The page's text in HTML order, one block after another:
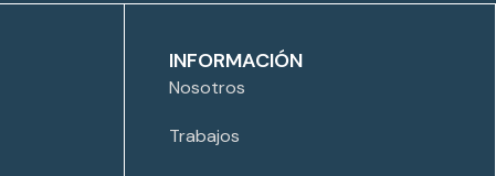
INFORMACIÓN
Nosotros
Trabajos